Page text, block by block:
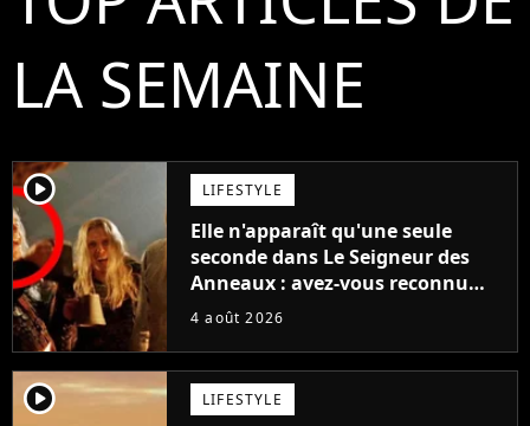
LA SEMAINE
player2 LIFESTYLE
Elle n'apparaît qu'une seule
seconde dans Le Seigneur des
Anneaux : avez-vous reconnu
cette légende du cinéma dans la
4 août 2026
player2 LIFESTYLE